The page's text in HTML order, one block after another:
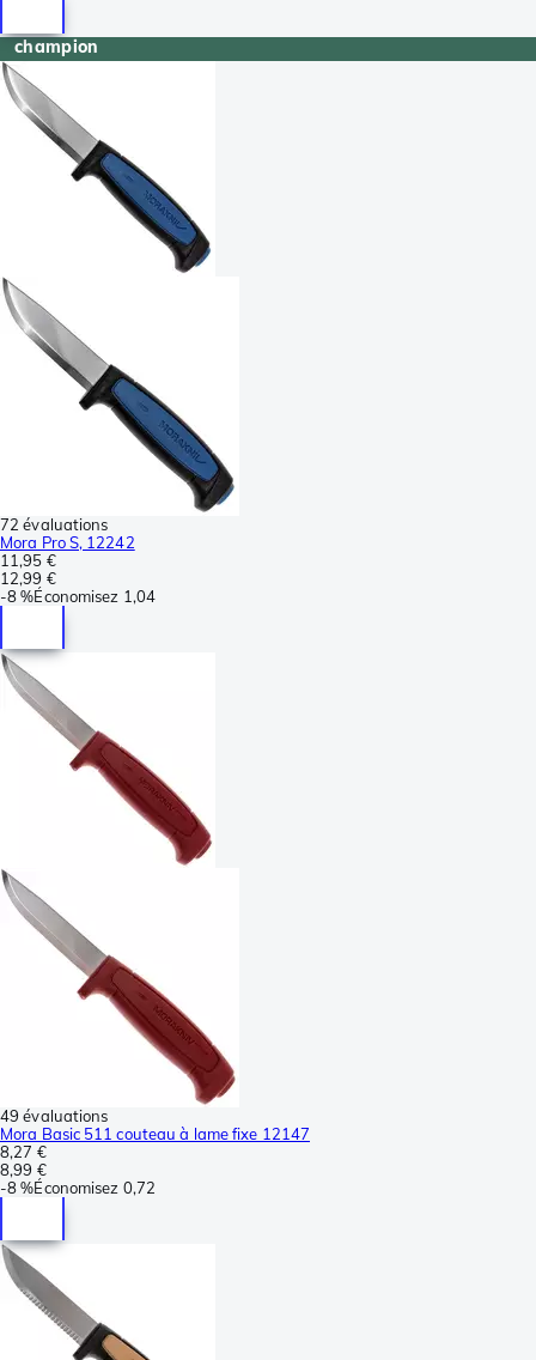
champion
72 évaluations
Mora Pro S, 12242
11,95 €
12,99 €
-8 %Économisez 1,04
49 évaluations
Mora Basic 511 couteau à lame fixe 12147
8,27 €
8,99 €
-8 %Économisez 0,72